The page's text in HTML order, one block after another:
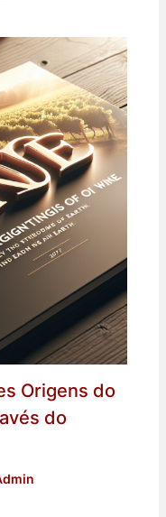
Origens do
do